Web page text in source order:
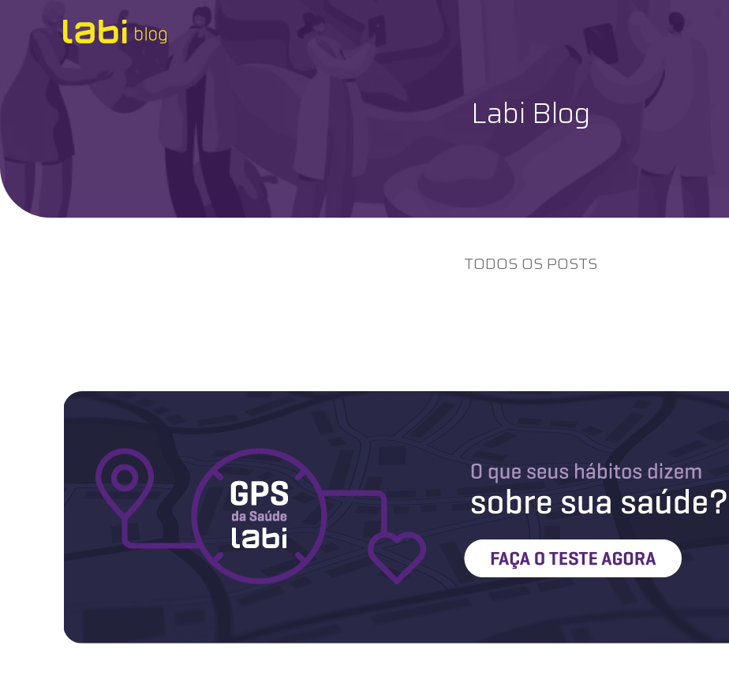
Coronavírus
Novidades do Labi
Saúde do Homem
Sobre o Labi
Labi Blog
TODOS OS POSTS